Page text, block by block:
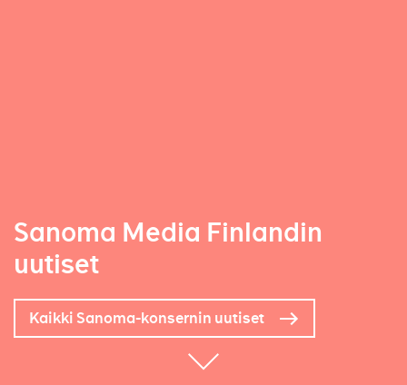
Sanoma Media Finlandin
uutiset
Kaikki Sanoma-konsernin uutiset